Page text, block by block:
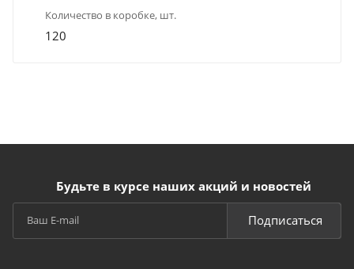
Количество в коробке, шт.
120
Будьте в курсе наших акций и новостей
Подписаться